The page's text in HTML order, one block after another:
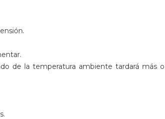
de la temperatura ambiente tardará más o